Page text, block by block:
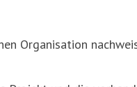
Organisation